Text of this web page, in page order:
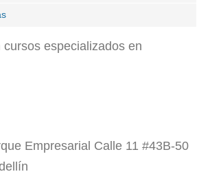
cursos especializados en
Empresarial Calle 11 #43B-50